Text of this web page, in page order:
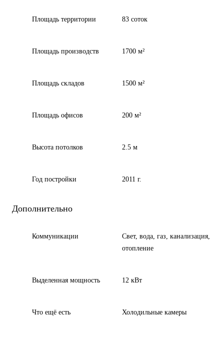
Площадь территории 83 соток
Площадь производств 1700 м²
Площадь складов 1500 м²
Площадь офисов 200 м²
Высота потолков 2.5 м
Год постройки 2011 г.
Дополнительно
Коммуникации
Свет, вода, газ, канализация,
отопление
Выделенная мощность 12 кВт
Что ещё есть Холодильные камеры